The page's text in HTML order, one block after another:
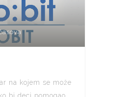
na kojem se može